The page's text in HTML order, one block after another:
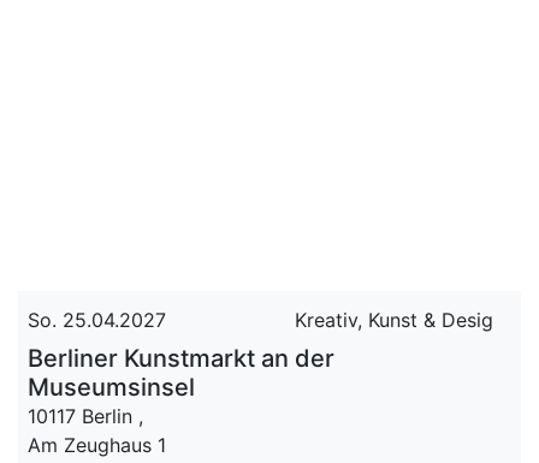
So. 25.04.2027 Kreativ, Kunst & Desig
Berliner Kunstmarkt an der
Museumsinsel
10117 Berlin ,
Am Zeughaus 1